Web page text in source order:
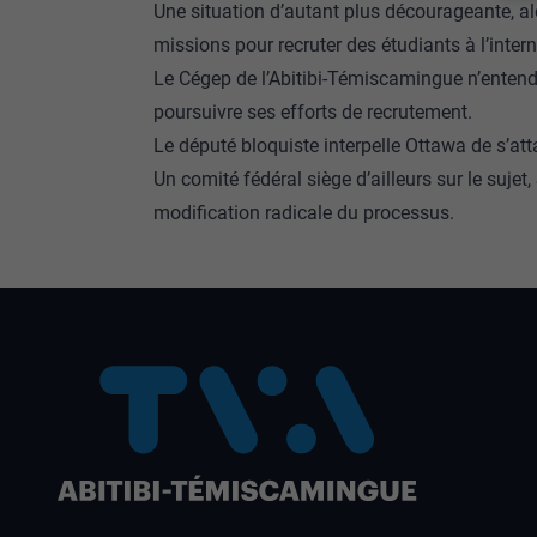
Une situation d’autant plus décourageante,
missions pour recruter des étudiants à
Le Cégep de l’Abitibi-Témiscamingue
poursuivre ses efforts de recrutement.
Le député bloquiste interpelle Ottawa de
Un comité fédéral siège d’ailleurs sur le
modification radicale du processus.